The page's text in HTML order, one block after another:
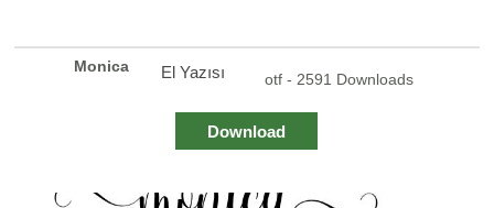
Monica El Yazısı otf - 2591 Downloads
Download